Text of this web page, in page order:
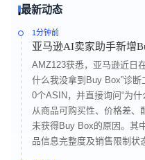
最新动态
1分钟前
亚马逊AI卖家助手新增
AMZ123获悉，亚马逊近日
什么我没拿到Buy Box”诊
0个ASIN，并直接询问“为
从商品可购买性、价格差、
未获得Buy Box的原因。其
品信息完整度及销售限制状